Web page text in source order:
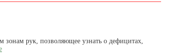
зонам рук, позволяющее узнать о дефицитах,